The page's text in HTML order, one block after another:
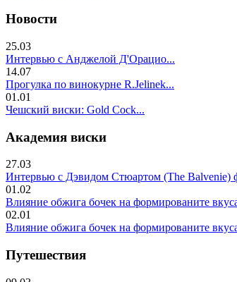
Новости
25.03
Интервью с Анджелой Д'Орацио...
14.07
Прогулка по винокурне R.Jelinek...
01.01
Чешский виски: Gold Cock...
Академия виски
27.03
Интервью с Дэвидом Стюартом (The Balvenie)
01.02
Влияние обжига бочек на формированите
02.01
Влияние обжига бочек на формированите
Путешествия